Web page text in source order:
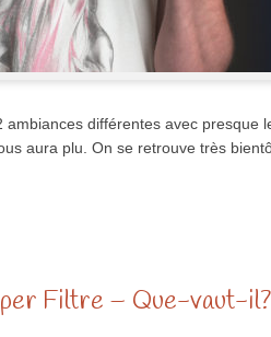
différentes avec presque
aura plu. On se retrouve très
Filtre – Que-vaut-